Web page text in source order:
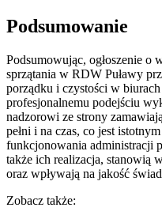
Podsumowanie
Podsumowując, ogłoszenie o
sprzątania w RDW Puławy
porządku i czystości w
profesjonalnemu podejściu
nadzorowi ze strony
pełni i na czas, co jest
funkcjonowania administracji
także ich realizacja, stanowią
oraz wpływają na jakość
Zobacz także: